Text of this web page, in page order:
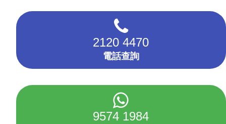
2120 4470
電話查詢
9574 1984